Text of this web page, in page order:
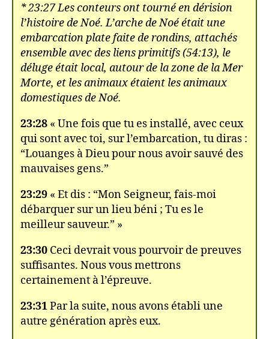
* 23:27 Les conteurs ont tourné en dérision
l’histoire de Noé. L’arche de Noé était une
embarcation plate faite de rondins, attachés
ensemble avec des liens primitifs (54:13), le
déluge était local, autour de la zone de la Mer
Morte, et les animaux étaient les animaux
domestiques de Noé.
23:28 « Une fois que tu es installé, avec ceux
qui sont avec toi, sur l’embarcation, tu diras :
“Louanges à Dieu pour nous avoir sauvé des
mauvaises gens.”
23:29 « Et dis : “Mon Seigneur, fais-moi
débarquer sur un lieu béni ; Tu es le
meilleur sauveur.” »
23:30 Ceci devrait vous pourvoir de preuves
suffisantes. Nous vous mettrons
certainement à l’épreuve.
23:31Par la suite, nous avons établi une
autre génération après eux.